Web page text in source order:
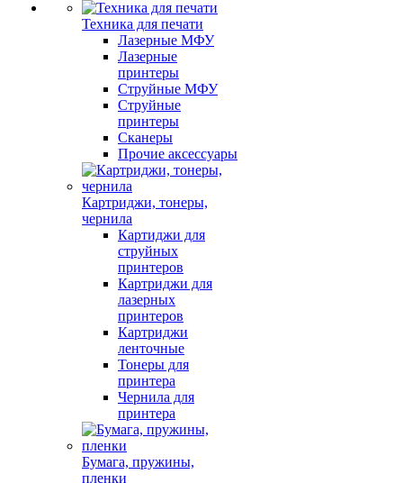
Техника для печати
Лазерные МФУ
Лазерные
принтеры
Струйные МФУ
Струйные
принтеры
Сканеры
Прочие аксессуары
Картриджи, тонеры,
чернила
Картиджи для
струйных
принтеров
Картриджи для
лазерных
принтеров
Картриджи
ленточные
Тонеры для
принтера
Чернила для
принтера
Бумага, пружины,
пленки